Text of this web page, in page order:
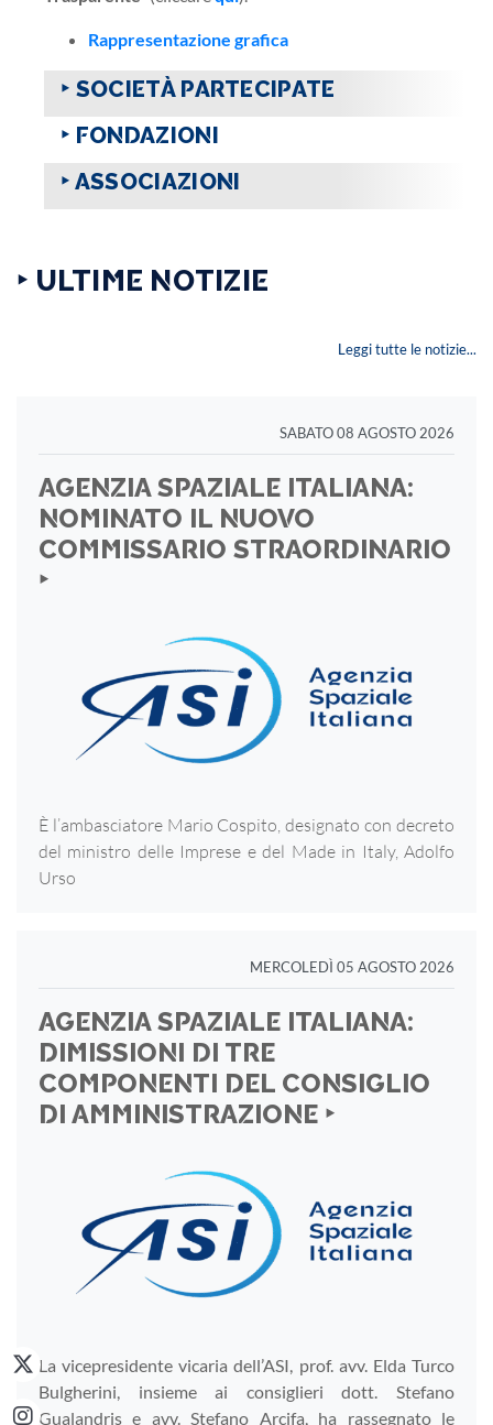
Rappresentazione grafica
‣ SOCIETÀ PARTECIPATE
‣ FONDAZIONI
‣ ASSOCIAZIONI
‣ ULTIME NOTIZIE
Leggi tutte le notizie...
SABATO 08 AGOSTO 2026
AGENZIA SPAZIALE ITALIANA:
NOMINATO IL NUOVO
COMMISSARIO STRAORDINARIO
‣
È l’ambasciatore Mario Cospito, designato con decreto
del ministro delle Imprese e del Made in Italy, Adolfo
Urso
MERCOLEDÌ 05 AGOSTO 2026
AGENZIA SPAZIALE ITALIANA:
DIMISSIONI DI TRE
COMPONENTI DEL CONSIGLIO
DI AMMINISTRAZIONE ‣
La vicepresidente vicaria dell’ASI, prof. avv. Elda Turco
Bulgherini, insieme ai consiglieri dott. Stefano
Gualandris e avv. Stefano Arcifa, ha rassegnato le